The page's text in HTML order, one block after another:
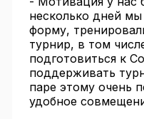
несколько дней
форму,
турнир, в том
подготовиться к
поддерживать
паре этому очень
удобное